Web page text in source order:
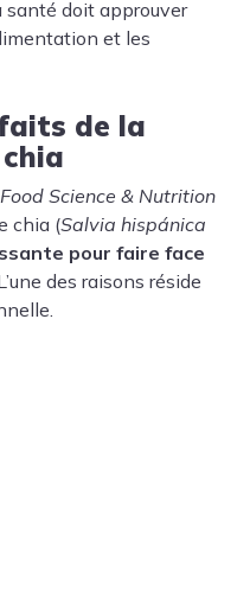
santé doit approuver
et les
de la
Food Science & Nutrition
chia (Salvia hispánica
pour faire face
des raisons réside